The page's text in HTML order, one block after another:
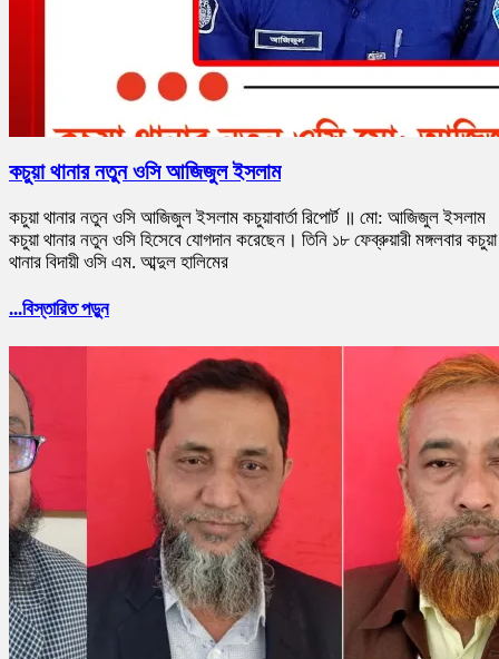
কচুয়া থানার নতুন ওসি আজিজুল ইসলাম
কচুয়া থানার নতুন ওসি আজিজুল ইসলাম কচুয়াবার্তা রিপোর্ট ॥ মো: আজিজুল ইসলাম
কচুয়া থানার নতুন ওসি হিসেবে যোগদান করেছেন। তিনি ১৮ ফেব্রুয়ারী মঙ্গলবার কচুয়া
থানার বিদায়ী ওসি এম. আব্দুল হালিমের
...বিস্তারিত পড়ুন